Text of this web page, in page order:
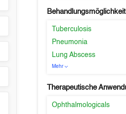
Behandlungsmöglichkeit
Tuberculosis
Pneumonia
Lung Abscess
Mehr
Therapeutische
Ophthalmologicals